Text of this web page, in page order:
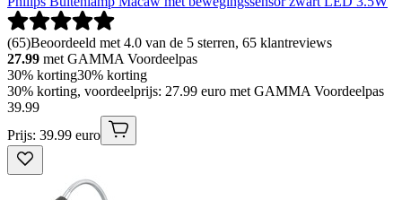
(65)Beoordeeld met 4.0 van de 5 sterren, 65 klantreviews
27.99 met GAMMA Voordeelpas
30% korting30% korting
30% korting, voordeelprijs: 27.99 euro met GAMMA Voordeelpas
39.99
Prijs: 39.99 euro